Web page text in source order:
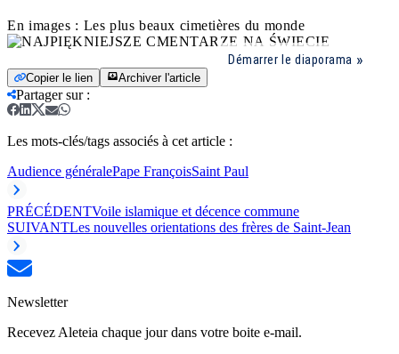
En images : Les plus beaux cimetières du monde
Démarrer le diaporama
Copier le lien Archiver l'article
Partager sur:
Les mots-clés/tags associés à cet article :
Audience généralePape FrançoisSaint Paul
PRÉCÉDENTVoile islamique et décence commune
SUIVANTLes nouvelles orientations des frères de Saint-Jean
Newsletter
Recevez Aleteia chaque jour dans votre boite e-mail.